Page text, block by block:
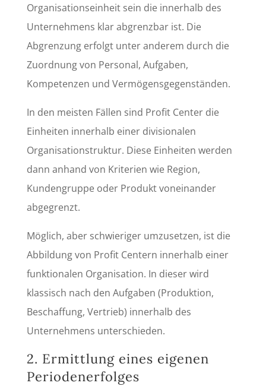
Organisationseinheit sein die innerhalb des
Unternehmens klar abgrenzbar ist. Die
Abgrenzung erfolgt unter anderem durch die
Zuordnung von Personal, Aufgaben,
Kompetenzen und Vermögensgegenständen.
In den meisten Fällen sind Profit Center die
Einheiten innerhalb einer divisionalen
Organisationstruktur. Diese Einheiten werden
dann anhand von Kriterien wie Region,
Kundengruppe oder Produkt voneinander
abgegrenzt.
Möglich, aber schwieriger umzusetzen, ist die
Abbildung von Profit Centern innerhalb einer
funktionalen Organisation. In dieser wird
klassisch nach den Aufgaben (Produktion,
Beschaffung, Vertrieb) innerhalb des
Unternehmens unterschieden.
2. Ermittlung eines eigenen
Periodenerfolges